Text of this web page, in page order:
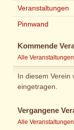
Veranstaltungen
Pinnwand
Kommende
Alle
In diesem Verein
eingetragen.
Vergangene
Alle